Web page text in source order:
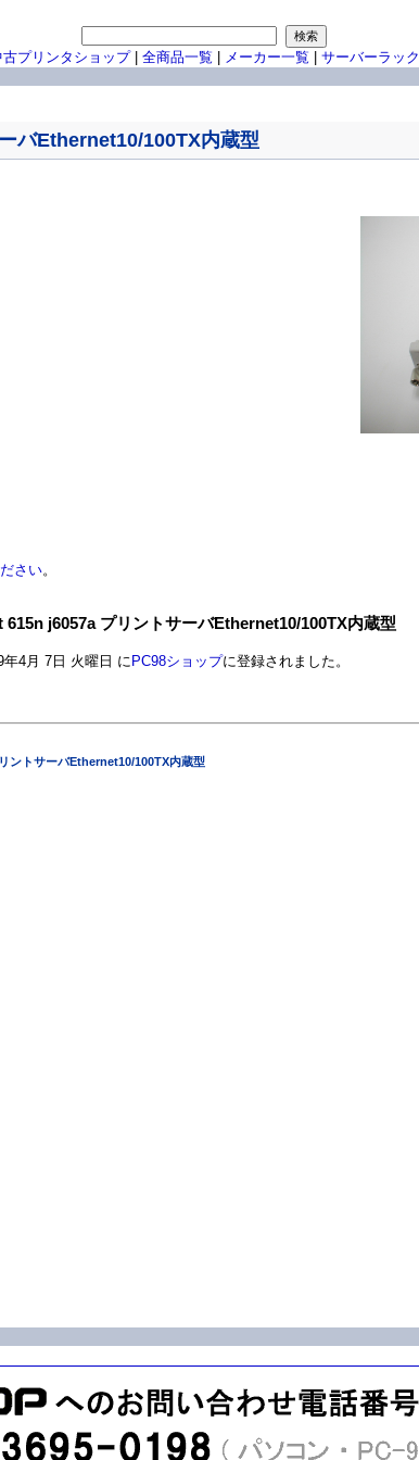
バEthernet10/100TX内蔵型
さい。
j6057a プリントサーバEthernet10/100TX内蔵型
年4月 7日 火曜日 に PC98ショップに登録されました。
ントサーバEthernet10/100TX内蔵型
古プリンタショップ| 全商品一覧 メーカー一覧 サーバーラック